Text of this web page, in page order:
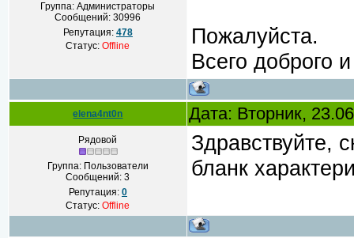
Группа: Администраторы
Сообщений:30996
Репутация: 478
Статус:Offline
Пожалуйста.
Всего доброго
elena4nt0n Дата: Вторник,
Рядовой
Группа: Пользователи
Сообщений:3
Репутация: 0
Статус:Offline
Здравствуйте,
бланк